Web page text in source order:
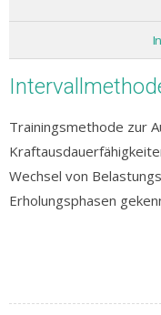
Trainingsmethode zur
Wechsel von
Erholungsphasen